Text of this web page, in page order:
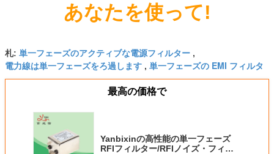
あなたを使って!
札: 単一フェーズのアクティブな電源フィルター ,
電力線は単一フェーズをろ過します , 単一フェーズの EMI フィルタ
最高の価格で
Yanbixinの高性能の単一フェーズ
RFIフィルター/RFIノイズ・フィル